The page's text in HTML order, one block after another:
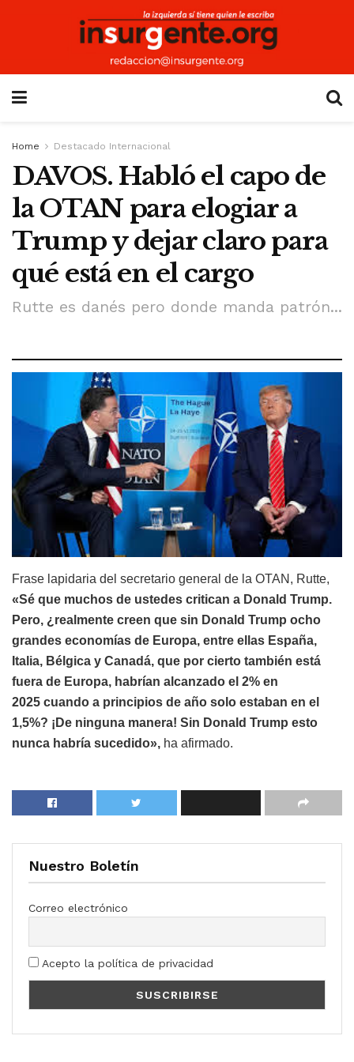
Home Destacado Internacional
DAVOS. Habló el capo de
la OTAN para elogiar a
Trump y dejar claro para
qué está en el cargo
Rutte es danés pero donde manda patrón...
Frase lapidaria del secretario general de la OTAN, Rutte,
«Sé que muchos de ustedes critican a Donald Trump.
Pero, ¿realmente creen que sin Donald Trump ocho
grandes economías de Europa, entre ellas España,
Italia, Bélgica y Canadá, que por cierto también está
fuera de Europa, habrían alcanzado el 2% en
2025 cuando a principios de año solo estaban en el
1,5%? ¡De ninguna manera! Sin Donald Trump esto
nunca habría sucedido», ha afirmado.
Nuestro Boletín
Correo electrónico
Acepto la política de privacidad